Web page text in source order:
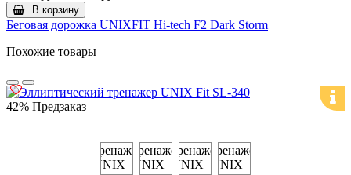
В корзину
Беговая дорожка UNIXFIT Hi-tech F2 Dark Storm
Похожие товары
42% Предзаказ